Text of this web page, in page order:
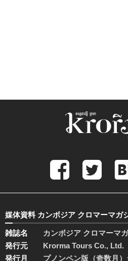
媒体資料 カンボジア クロマーマガ
雑誌名
カンボジア クロマーマ
発行元
Krorma Tours Co., Ltd.
発行月
プノンペン版（奇数月